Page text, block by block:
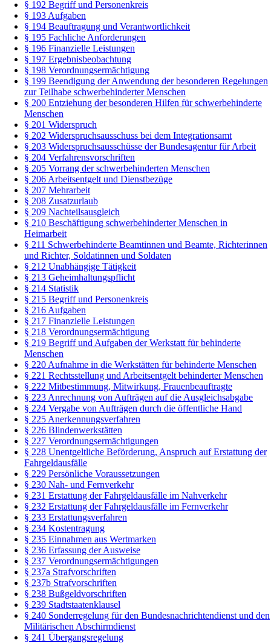
§ 192 Begriff und Personenkreis
§ 193 Aufgaben
§ 194 Beauftragung und Verantwortlichkeit
§ 195 Fachliche Anforderungen
§ 196 Finanzielle Leistungen
§ 197 Ergebnisbeobachtung
§ 198 Verordnungsermächtigung
§ 199 Beendigung der Anwendung der besonderen Regelungen
zur Teilhabe schwerbehinderter Menschen
§ 200 Entziehung der besonderen Hilfen für schwerbehinderte
Menschen
§ 201 Widerspruch
§ 202 Widerspruchsausschuss bei dem Integrationsamt
§ 203 Widerspruchsausschüsse der Bundesagentur für Arbeit
§ 204 Verfahrensvorschriften
§ 205 Vorrang der schwerbehinderten Menschen
§ 206 Arbeitsentgelt und Dienstbezüge
§ 207 Mehrarbeit
§ 208 Zusatzurlaub
§ 209 Nachteilsausgleich
§ 210 Beschäftigung schwerbehinderter Menschen in
Heimarbeit
§ 211 Schwerbehinderte Beamtinnen und Beamte, Richterinnen
und Richter, Soldatinnen und Soldaten
§ 212 Unabhängige Tätigkeit
§ 213 Geheimhaltungspflicht
§ 214 Statistik
§ 215 Begriff und Personenkreis
§ 216 Aufgaben
§ 217 Finanzielle Leistungen
§ 218 Verordnungsermächtigung
§ 219 Begriff und Aufgaben der Werkstatt für behinderte
Menschen
§ 220 Aufnahme in die Werkstätten für behinderte Menschen
§ 221 Rechtsstellung und Arbeitsentgelt behinderter Menschen
§ 222 Mitbestimmung, Mitwirkung, Frauenbeauftragte
§ 223 Anrechnung von Aufträgen auf die Ausgleichsabgabe
§ 224 Vergabe von Aufträgen durch die öffentliche Hand
§ 225 Anerkennungsverfahren
§ 226 Blindenwerkstätten
§ 227 Verordnungsermächtigungen
§ 228 Unentgeltliche Beförderung, Anspruch auf Erstattung der
Fahrgeldausfälle
§ 229 Persönliche Voraussetzungen
§ 230 Nah- und Fernverkehr
§ 231 Erstattung der Fahrgeldausfälle im Nahverkehr
§ 232 Erstattung der Fahrgeldausfälle im Fernverkehr
§ 233 Erstattungsverfahren
§ 234 Kostentragung
§ 235 Einnahmen aus Wertmarken
§ 236 Erfassung der Ausweise
§ 237 Verordnungsermächtigungen
§ 237a Strafvorschriften
§ 237b Strafvorschriften
§ 238 Bußgeldvorschriften
§ 239 Stadtstaatenklausel
§ 240 Sonderregelung für den Bundesnachrichtendienst und den
Militärischen Abschirmdienst
§ 241 Übergangsregelung